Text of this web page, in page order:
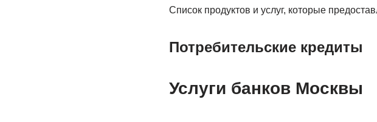
Список продуктов и услуг, которые
Потребительские кредиты
Услуги банков Москвы